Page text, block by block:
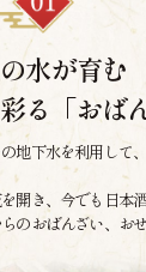
水が育む
る「おば
地下水を利用して
開き、今でも日本
のおばんざい、お